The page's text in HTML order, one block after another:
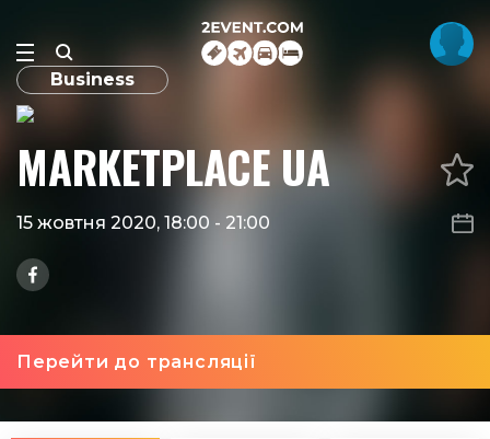
Business
MARKETPLACE UA
15 жовтня 2020, 18:00 - 21:00
Перейти до трансляції